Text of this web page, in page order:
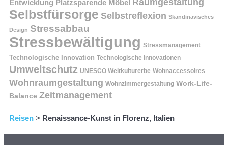
Entwicklung Platzsparende Möbel
Selbstfürsorge Selbstreflexion Skandinavisches
Design Stressabbau
Stressbewältigung Stressmanagement
Technologische Innovation Technologische Innovationen
Umweltschutz UNESCO Weltkulturerbe Wohnaccessoires
Wohnraumgestaltung Wohnzimmergestaltung Work-Life-
Balance Zeitmanagement
Reisen > Renaissance-Kunst in Florenz, Italien